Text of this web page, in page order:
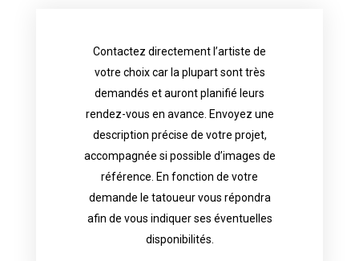
Contactez directement l’artiste de
votre choix car la plupart sont très
demandés et auront planifié leurs
rendez-vous en avance. Envoyez une
description précise de votre projet,
accompagnée si possible d’images de
référence. En fonction de votre
demande le tatoueur vous répondra
afin de vous indiquer ses éventuelles
disponibilités.
Contact directly the artist of your
choice because most are in great
appointments in advance. Send an
accurate description of your project, if
possible attached with reference
images. Depending your request, the
tattoo artist will answer to tell you his